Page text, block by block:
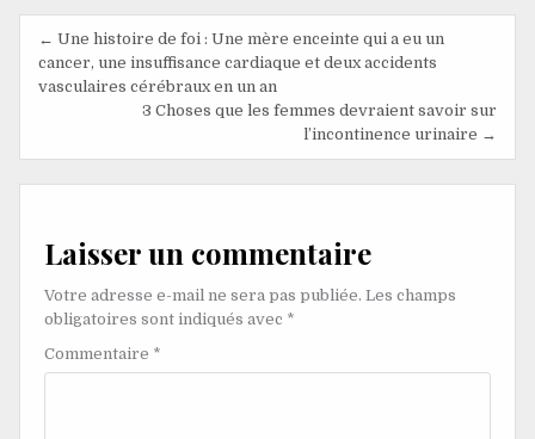
← Une histoire de foi : Une mère enceinte qui a eu un
cancer, une insuffisance cardiaque et deux accidents
vasculaires cérébraux en un an
3 Choses que les femmes devraient savoir sur
l’incontinence urinaire →
Laisser un commentaire
Votre adresse e-mail ne sera pas publiée. Les champs
obligatoires sont indiqués avec *
Commentaire *